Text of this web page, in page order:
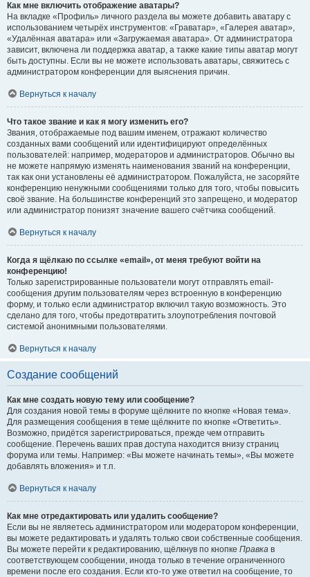
Как мне включить отображение аватары?
На вкладке «Профиль» личного раздела вы можете добавить аватару с
использованием четырёх инструментов: «Граватар», «Галерея аватар»,
«Удалённая аватара» или «Загружаемая аватара». От администратора
зависит, включена ли поддержка аватар, а также какие типы аватар могут
быть доступны. Если вы не можете использовать аватары, свяжитесь с
администратором конференции для выяснения причин.
Вернуться к началу
Что такое звание и как я могу изменить его?
Звания, отображаемые под вашим именем, отражают количество
созданных вами сообщений или идентифицируют определённых
пользователей: например, модераторов и администраторов. Обычно вы
не можете напрямую изменять наименования званий на конференции,
так как они установлены её администратором. Пожалуйста, не засоряйте
конференцию ненужными сообщениями только для того, чтобы повысить
своё звание. На большинстве конференций это запрещено, и модератор
или администратор понизят значение вашего счётчика сообщений.
Вернуться к началу
Когда я щёлкаю по ссылке «email», от меня требуют войти на
конференцию!
Только зарегистрированные пользователи могут отправлять email-
сообщения другим пользователям через встроенную в конференцию
форму, и только если администратор включил такую возможность. Это
сделано для того, чтобы предотвратить злоупотребления почтовой
системой анонимными пользователями.
Вернуться к началу
Создание сообщений
Как мне создать новую тему или сообщение?
Для создания новой темы в форуме щёлкните по кнопке «Новая тема».
Для размещения сообщения в теме щёлкните по кнопке «Ответить».
Возможно, придётся зарегистрироваться, прежде чем отправить
сообщение. Перечень ваших прав доступа находится внизу страниц
форума или темы. Например: «Вы можете начинать темы», «Вы можете
добавлять вложения» и т.п.
Вернуться к началу
Как мне отредактировать или удалить сообщение?
Если вы не являетесь администратором или модератором конференции,
вы можете редактировать и удалять только свои собственные сообщения.
Вы можете перейти к редактированию, щёлкнув по кнопке Правка в
соответствующем сообщении, иногда только в течение ограниченного
времени после его создания. Если кто-то уже ответил на сообщение, то